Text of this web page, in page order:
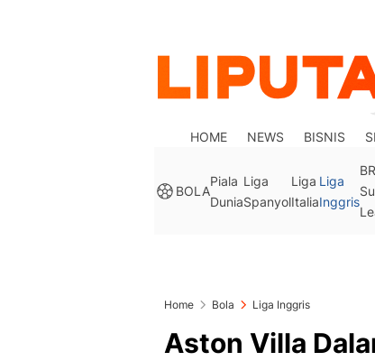
HOME NEWS BISNIS
BOLA
Piala
Dunia
Liga
Spanyol
Liga
Italia
Liga
Inggris
Home Bola Liga Inggris
Aston Villa